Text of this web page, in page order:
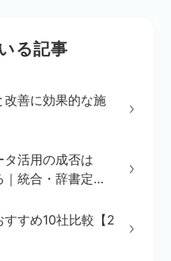
る記事
善に効果的な施
タ活用の成否は
｜統合・辞書定
すすめ10社比較【2